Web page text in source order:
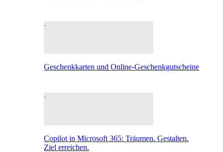
Geschenkkarten und Online-Geschenkgutscheine
Copilot in Microsoft 365: Träumen. Gestalten.
Ziel erreichen.